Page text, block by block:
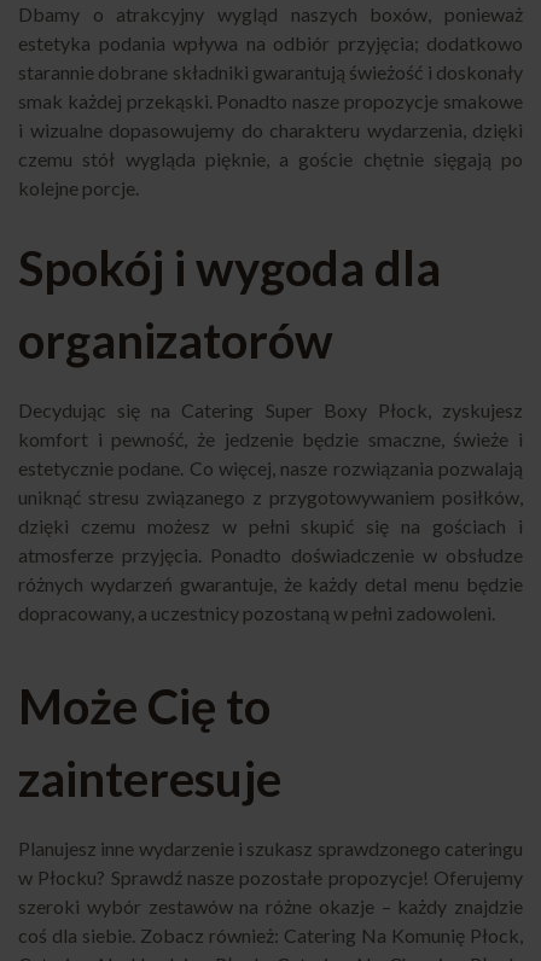
Dbamy o atrakcyjny wygląd naszych boxów, ponieważ
estetyka podania wpływa na odbiór przyjęcia; dodatkowo
starannie dobrane składniki gwarantują świeżość i doskonały
smak każdej przekąski. Ponadto nasze propozycje smakowe
i wizualne dopasowujemy do charakteru wydarzenia, dzięki
czemu stół wygląda pięknie, a goście chętnie sięgają po
kolejne porcje.
Spokój i wygoda dla
organizatorów
Decydując się na Catering Super Boxy Płock, zyskujesz
komfort i pewność, że jedzenie będzie smaczne, świeże i
estetycznie podane. Co więcej, nasze rozwiązania pozwalają
uniknąć stresu związanego z przygotowywaniem posiłków,
dzięki czemu możesz w pełni skupić się na gościach i
atmosferze przyjęcia. Ponadto doświadczenie w obsłudze
różnych wydarzeń gwarantuje, że każdy detal menu będzie
dopracowany, a uczestnicy pozostaną w pełni zadowoleni.
Może Cię to
zainteresuje
Planujesz inne wydarzenie i szukasz sprawdzonego cateringu
w Płocku? Sprawdź nasze pozostałe propozycje! Oferujemy
szeroki wybór zestawów na różne okazje – każdy znajdzie
coś dla siebie. Zobacz również: Catering Na Komunię Płock,